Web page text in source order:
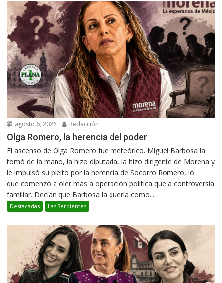
agosto 6, 2026 Redacción
Olga Romero, la herencia del poder
El ascenso de Olga Romero fue meteórico. Miguel Barbosa la
tomó de la mano, la hizo diputada, la hizo dirigente de Morena y
le impulsó su pleito por la herencia de Socorro Romero, lo
que comenzó a oler más a operación política que a controversia
familiar. Decían que Barbosa la quería como...
Destacadas Las Serpientes